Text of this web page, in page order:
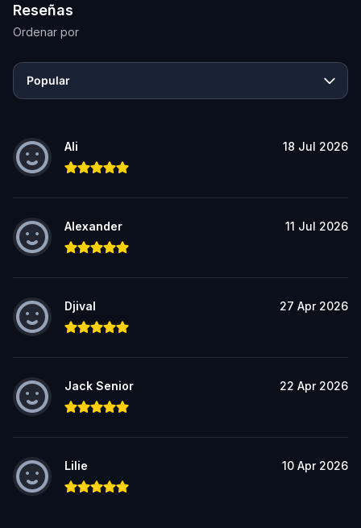
Reseñas
Ordenar por
Popular
Ali 18 Jul 2026
Alexander 11 Jul 2026
Djival 27 Apr 2026
Jack Senior 22 Apr 2026
Lilie 10 Apr 2026